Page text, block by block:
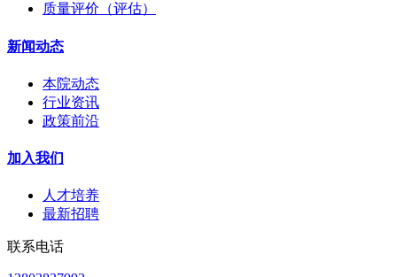
质量评价（评估）
新闻动态
本院动态
行业资讯
政策前沿
加入我们
人才培养
最新招聘
联系电话